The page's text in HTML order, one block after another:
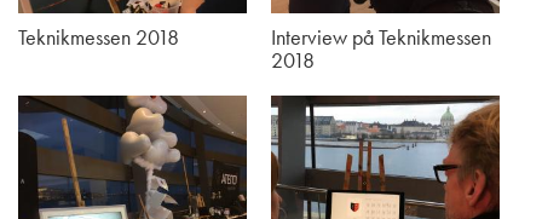
Teknikmessen 2018
Interview på Teknikmessen
2018